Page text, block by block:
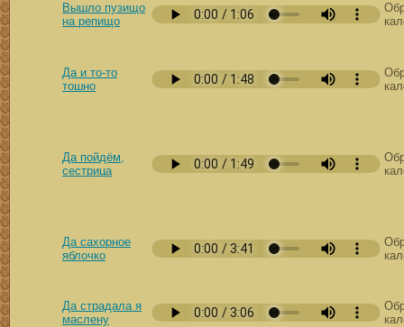
Вышло пузищо
на репищо
Да и то-то
тошно
Да пойдём,
сестрица
Да сахорное
яблочко
Да страдала я
маслену